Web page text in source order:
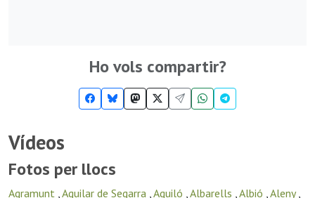
Ho vols compartir?
Vídeos
Fotos per llocs
Agramunt ,Aguilar de Segarra ,Aguiló ,Albarells ,Albió ,Aleny,